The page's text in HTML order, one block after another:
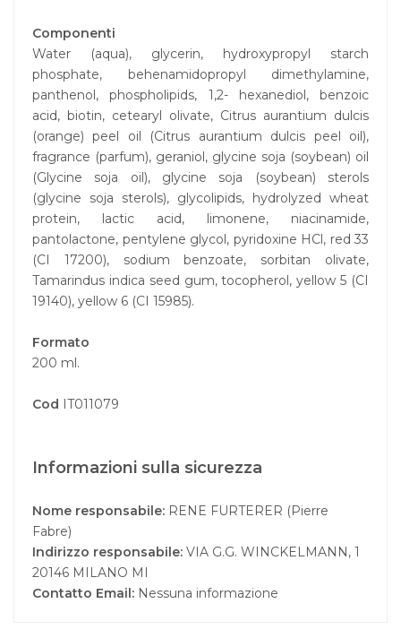
Componenti
Water (aqua), glycerin, hydroxypropyl starch
phosphate, behenamidopropyl dimethylamine,
panthenol, phospholipids, 1,2- hexanediol, benzoic
acid, biotin, cetearyl olivate, Citrus aurantium dulcis
(orange) peel oil (Citrus aurantium dulcis peel oil),
fragrance (parfum), geraniol, glycine soja (soybean) oil
(Glycine soja oil), glycine soja (soybean) sterols
(glycine soja sterols), glycolipids, hydrolyzed wheat
protein, lactic acid, limonene, niacinamide,
pantolactone, pentylene glycol, pyridoxine HCl, red 33
(CI 17200), sodium benzoate, sorbitan olivate,
Tamarindus indica seed gum, tocopherol, yellow 5 (CI
19140), yellow 6 (CI 15985).
Formato
200 ml.
Cod IT011079
Informazioni sulla sicurezza
Nome responsabile: RENE FURTERER (Pierre
Fabre)
Indirizzo responsabile: VIA G.G. WINCKELMANN, 1
20146 MILANO MI
Contatto Email: Nessuna informazione